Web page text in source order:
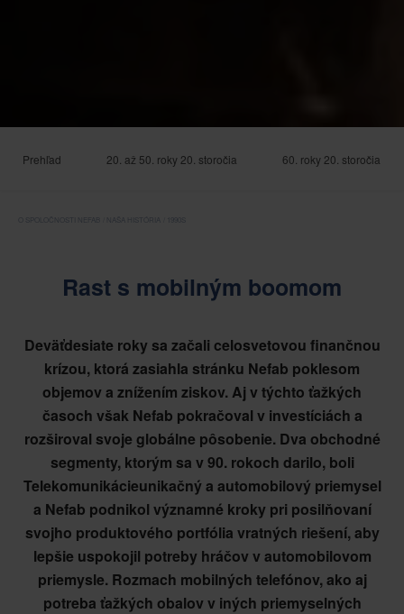
Prehľad 20. až 50. roky 20. storočia 60. roky 20. storočia
O SPOLOČNOSTI NEFAB NAŠA HISTÓRIA 1990S
Rast s mobilným boomom
Deväťdesiate roky sa začali celosvetovou finančnou
krízou, ktorá zasiahla stránku Nefab poklesom
objemov a znížením ziskov. Aj v týchto ťažkých
časoch však Nefab pokračoval v investíciách a
rozširoval svoje globálne pôsobenie. Dva obchodné
segmenty, ktorým sa v 90. rokoch darilo, boli
Telekomunikácieunikačný a automobilový priemysel
a Nefab podnikol významné kroky pri posilňovaní
svojho produktového portfólia vratných riešení, aby
lepšie uspokojil potreby hráčov v automobilovom
priemysle. Rozmach mobilných telefónov, ako aj
potreba ťažkých obalov v iných priemyselných